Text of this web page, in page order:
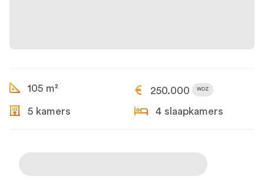
105 m² 250.000 WOZ
5 kamers 4 slaapkamers